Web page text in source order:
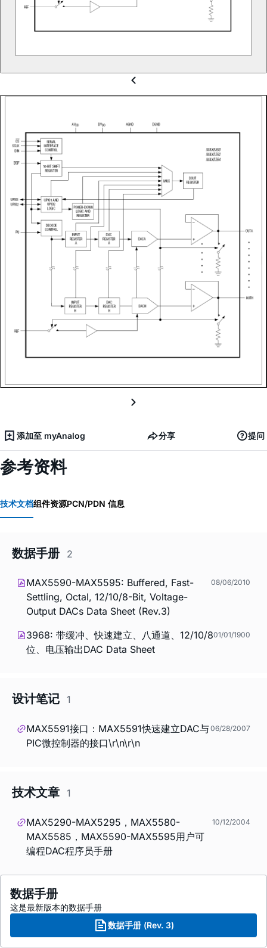
添加至 myAnalog 分享 提问
参考资料
技术文档组件资源PCN/PDN 信息
数据手册 2
MAX5590-MAX5595: Buffered, Fast-
Settling, Octal, 12/10/8-Bit, Voltage-
Output DACs Data Sheet (Rev.3)
08/06/2010
3968: 带缓冲、快速建立、八通道、12/10/8
位、电压输出DAC Data Sheet
01/01/1900
设计笔记 1
MAX5591接口：MAX5591快速建立DAC与
PIC微控制器的接口\r\n\r\n
06/28/2007
技术文章 1
MAX5290-MAX5295，MAX5580-
MAX5585，MAX5590-MAX5595用户可
编程DAC程序员手册
10/12/2004
数据手册
这是最新版本的数据手册
数据手册 (Rev. 3)